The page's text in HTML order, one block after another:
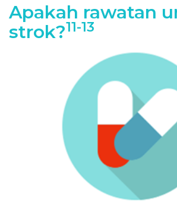
Apakah rawatan
strok?11-13